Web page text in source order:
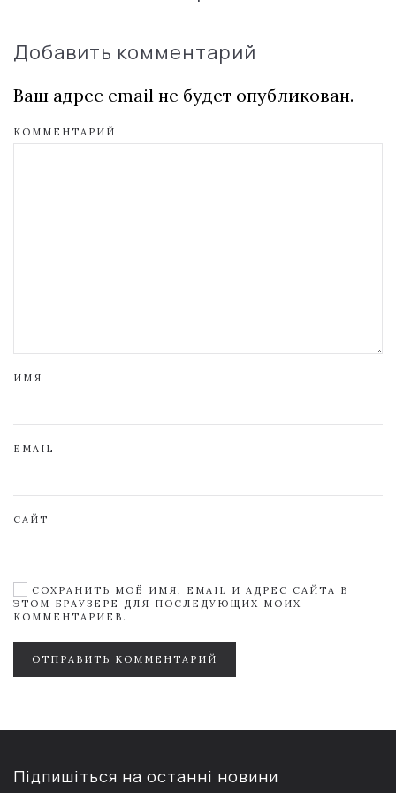
Добавить комментарий
Ваш адрес email не будет опубликован.
КОММЕНТАРИЙ
ИМЯ
EMAIL
САЙТ
СОХРАНИТЬ МОЁ ИМЯ, EMAIL И АДРЕС САЙТА В
ЭТОМ БРАУЗЕРЕ ДЛЯ ПОСЛЕДУЮЩИХ МОИХ
КОММЕНТАРИЕВ.
ОТПРАВИТЬ КОММЕНТАРИЙ
Підпишіться на останні новини